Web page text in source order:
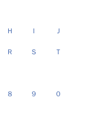
Ｈ Ｉ Ｊ
Ｒ Ｓ Ｔ
８ ９ ０